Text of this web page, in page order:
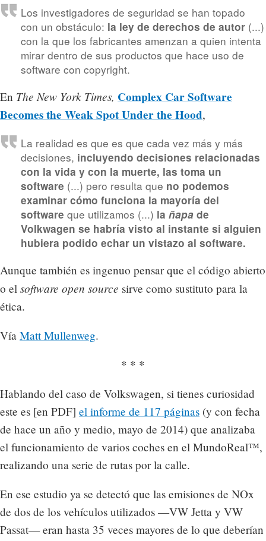
Los investigadores de seguridad se han topado
con un obstáculo: la ley de derechos de autor(...)
con la que los fabricantes amenzan a quien intenta
mirar dentro de sus productos que hace uso de
software con copyright.
En The New York Times, Complex Car Software
Becomes the Weak Spot Under the Hood,
La realidad es que es que cada vez más y más
decisiones, incluyendo decisiones relacionadas
con la vida y con la muerte, las toma un
software (...) pero resulta que no podemos
examinar cómo funciona la mayoría del
software que utilizamos (...) la ñapade
Volkwagen se habría visto al instante si alguien
hubiera podido echar un vistazo al software.
Aunque también es ingenuo pensar que el código abierto
o el software open source sirve como sustituto para la
ética.
Vía Matt Mullenweg.
* * *
Hablando del caso de Volkswagen, si tienes curiosidad
este es [en PDF] el informe de 117 páginas (y con fecha
de hace un año y medio, mayo de 2014) que analizaba
el funcionamiento de varios coches en el MundoReal™,
realizando una serie de rutas por la calle.
En ese estudio ya se detectó que las emisiones de NOx
de dos de los vehículos utilizados —VW Jetta y VW
Passat— eran hasta 35 veces mayores de lo que deberían